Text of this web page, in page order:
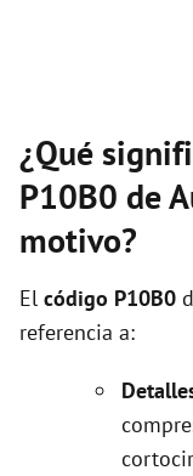
¿Qué
P10B0 de
motivo?
El código P10B0
referencia a: